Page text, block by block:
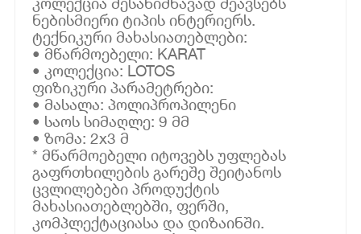
ნებისმიერი ტიპის ინტერიერს.
ტექნიკური მახასიათებლები:
• მწარმოებელი: KARAT
• კოლექცია: LOTOS
ფიზიკური პარამეტრები:
• მასალა: პოლიპროპილენი
• საოს სიმაღლე: 9 მმ
• ზომა: 2x3 მ
* მწარმოებელი იტოვებს უფლებას
გაფრთხილების გარეშე შეიტანოს
ცვლილებები პროდუქტის
მახასიათებლებში, ფერში,
კომპლექტაციასა და დიზაინში.